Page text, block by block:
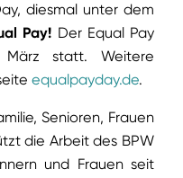
diesmal unter dem
Pay! Der Equal Pay
statt. Weitere
equalpayday.de.
Senioren, Frauen
die Arbeit des BPW
und Frauen seit